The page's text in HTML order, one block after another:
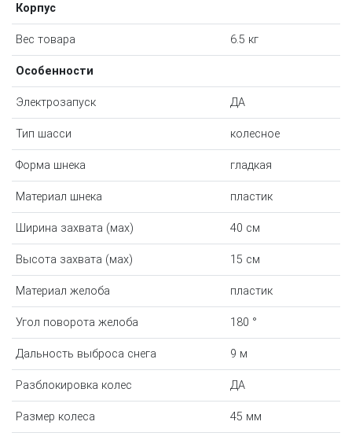
Корпус
Вес товара 6.5 кг
Особенности
Электрозапуск ДА
Тип шасси колесное
Форма шнека гладкая
Материал шнека пластик
Ширина захвата (мах) 40 см
Высота захвата (мах) 15 см
Материал желоба пластик
Угол поворота желоба 180 °
Дальность выброса снега 9 м
Разблокировка колес ДА
Размер колеса 45 мм